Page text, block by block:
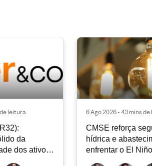
leitura
da
dos ativos
principal
6 Ago 2026 • 43 mins
CMSE reforça
hídrica e
enfrentar o El
Radar Energia XP